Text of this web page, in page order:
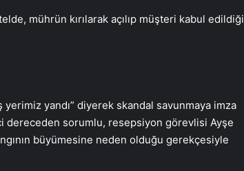
mührün kırılarak açılıp müşteri kabul edildiği
yandı” diyerek skandal savunmaya imza
dereceden sorumlu, resepsiyon görevlisi Ayşe
büyümesine neden olduğu gerekçesiyle